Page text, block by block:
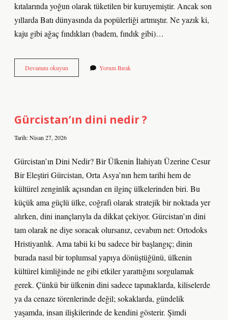
kıtalarında yoğun olarak tüketilen bir kuruyemiştir. Ancak son
yıllarda Batı dünyasında da popülerliği artmıştır. Ne yazık ki,
kaju gibi ağaç fındıkları (badem, fındık gibi)…
Devamını okuyun Kuruyemiş
alerjisi
Yorum Bırak
Gürcistan’ın dini nedir ?
Tarih: Nisan 27, 2026
Gürcistan’ın Dini Nedir? Bir Ülkenin İlahiyatı Üzerine Cesur
Bir Eleştiri Gürcistan, Orta Asya’nın hem tarihi hem de
kültürel zenginlik açısından en ilginç ülkelerinden biri. Bu
küçük ama güçlü ülke, coğrafi olarak stratejik bir noktada yer
alırken, dini inançlarıyla da dikkat çekiyor. Gürcistan’ın dini
tam olarak ne diye soracak olursanız, cevabım net: Ortodoks
Hristiyanlık. Ama tabii ki bu sadece bir başlangıç; dinin
burada nasıl bir toplumsal yapıya dönüştüğünü, ülkenin
kültürel kimliğinde ne gibi etkiler yarattığını sorgulamak
gerek. Çünkü bir ülkenin dini sadece tapınaklarda, kiliselerde
ya da cenaze törenlerinde değil; sokaklarda, gündelik
yaşamda, insan ilişkilerinde de kendini gösterir. Şimdi